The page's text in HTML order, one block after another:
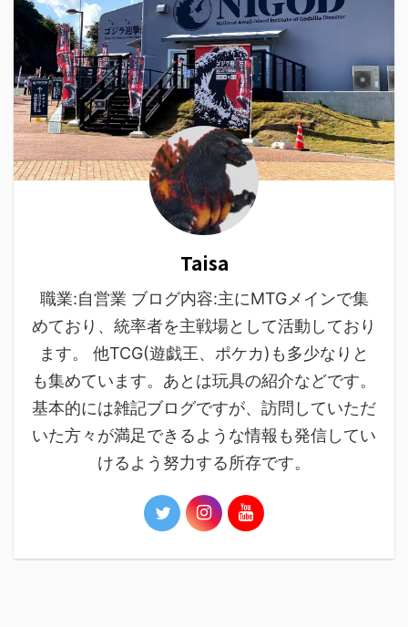
Taisa
職業:自営業 ブログ内容:主にMTGメインで集
めており、統率者を主戦場として活動しており
ます。 他TCG(遊戯王、ポケカ)も多少なりと
も集めています。あとは玩具の紹介などです。
基本的には雑記ブログですが、訪問していただ
いた方々が満足できるような情報も発信してい
けるよう努力する所存です。